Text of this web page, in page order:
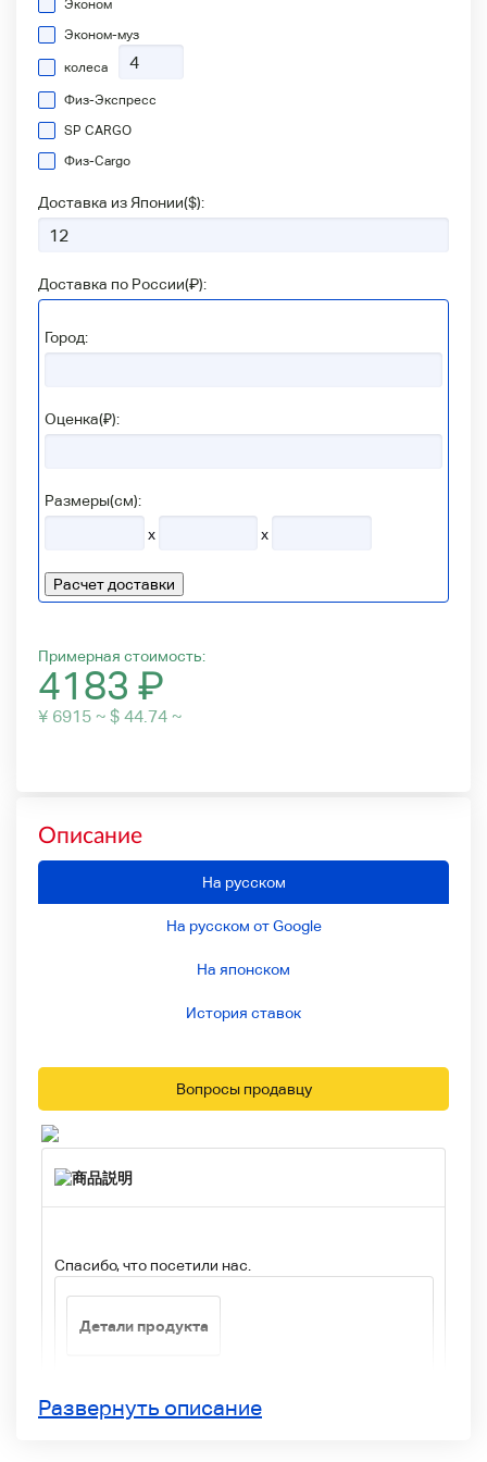
Эконом
Эконом-муз
колеса
Физ-Экспресс
SP CARGO
Физ-Сargo
Доставка из Японии($):
Доставка по России(₽):
Город:
Оценка(₽):
Размеры(см):
x
x
Расчет доставки
Примерная стоимость:
4183 ₽
¥ 6915 ~ $ 44.74 ~
Описание
На русском
На русском от Google
На японском
История ставок
Вопросы продавцу
Спасибо, что посетили нас.
Детали продукта
Развернуть описание